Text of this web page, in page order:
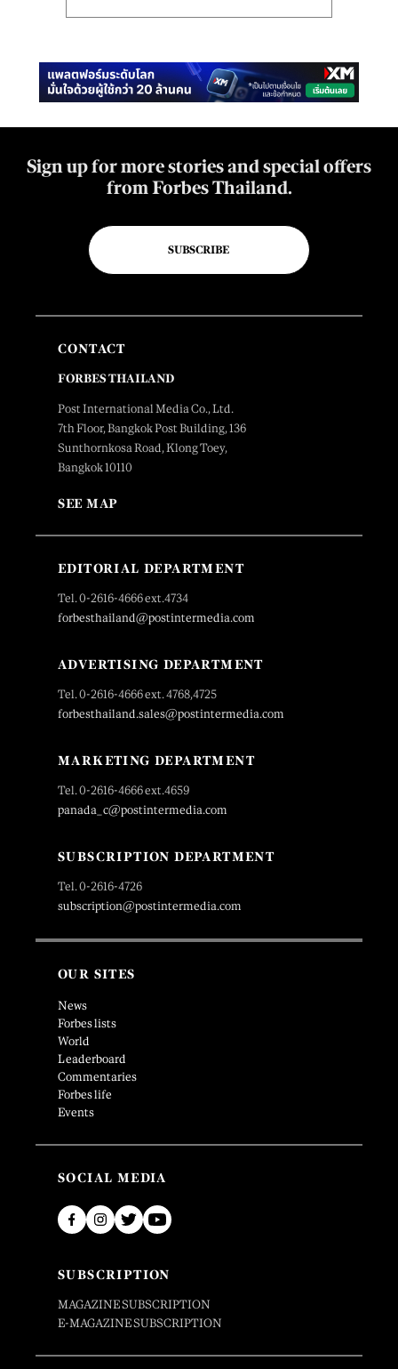
Sign up for more stories and special offers
from Forbes Thailand.
SUBSCRIBE
CONTACT
FORBES THAILAND
Post International Media Co., Ltd.
7th Floor, Bangkok Post Building, 136
Sunthornkosa Road, Klong Toey,
Bangkok 10110
SEE MAP
EDITORIAL DEPARTMENT
Tel. 0-2616-4666 ext.4734
forbesthailand@postintermedia.com
ADVERTISING DEPARTMENT
Tel. 0-2616-4666 ext. 4768,4725
forbesthailand.sales@postintermedia.com
MARKETING DEPARTMENT
Tel. 0-2616-4666 ext.4659
panada_c@postintermedia.com
SUBSCRIPTION DEPARTMENT
Tel. 0-2616-4726
subscription@postintermedia.com
OUR SITES
News
Forbes lists
World
Leaderboard
Commentaries
Forbes life
Events
SOCIAL MEDIA
SUBSCRIPTION
MAGAZINE SUBSCRIPTION
E-MAGAZINE SUBSCRIPTION